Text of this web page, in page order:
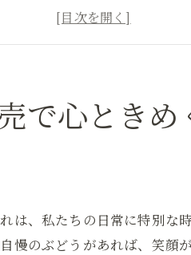
香りと味わいが誘う心の旅
に過ごす贅沢なひととき
ん農園のこだわりの栽培方法
もたらす笑顔の秘密とは？
なぶどうが心を癒すのか
種類別に楽しむ味わいの違い
容に嬉しいぶどうの効能
で心とき
は、私たちの日常に特別
慢のぶどうがあれば、笑